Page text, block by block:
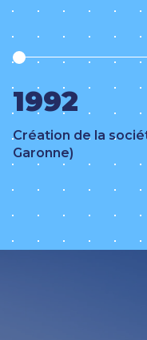
1992
Création de la
Garonne)